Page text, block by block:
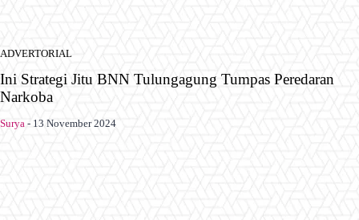
ADVERTORIAL
Ini Strategi Jitu BNN Tulungagung Tumpas Peredaran
Narkoba
Surya - 13 November 2024